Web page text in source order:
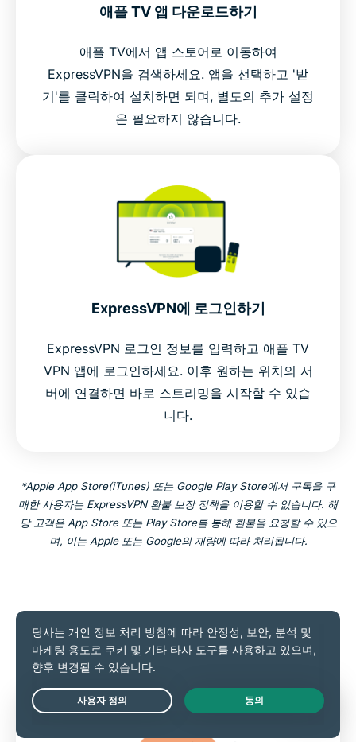
애플 TV 앱 다운로드하기
애플 TV에서 앱 스토어로 이동하여
ExpressVPN을 검색하세요. 앱을 선택하고 '받
기'를 클릭하여 설치하면 되며, 별도의 추가 설정
은 필요하지 않습니다.
ExpressVPN에 로그인하기
ExpressVPN 로그인 정보를 입력하고 애플 TV
VPN 앱에 로그인하세요. 이후 원하는 위치의 서
버에 연결하면 바로 스트리밍을 시작할 수 있습
니다.
*Apple App Store(iTunes) 또는 Google Play Store에서 구독을 구
매한 사용자는 ExpressVPN 환불 보장 정책을 이용할 수 없습니다. 해
당 고객은 App Store 또는 Play Store를 통해 환불을 요청할 수 있으
며, 이는 Apple 또는 Google의 재량에 따라 처리됩니다.
옵션 2: 라우터에서 ExpressVPN 사용
하기
Live Chat